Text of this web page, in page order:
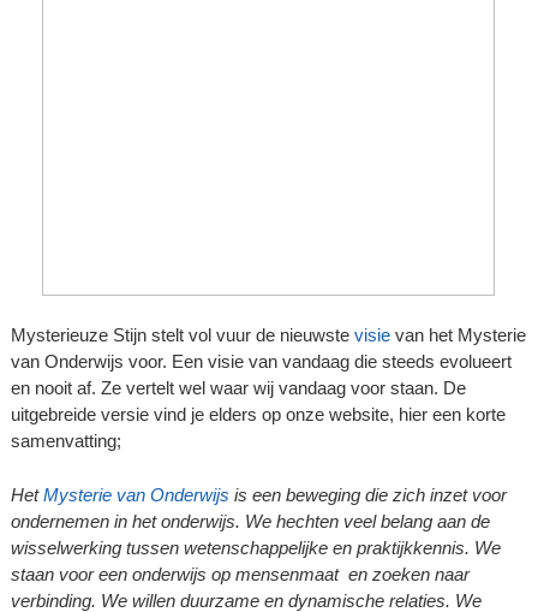
Mysterieuze Stijn stelt vol vuur de nieuwste visie van het Mysterie
van Onderwijs voor. Een visie van vandaag die steeds evolueert
en nooit af. Ze vertelt wel waar wij vandaag voor staan. De
uitgebreide versie vind je elders op onze website, hier een korte
samenvatting;
HetMysterie van Onderwijs is een beweging die zich inzet voor
ondernemen in het onderwijs. We hechten veel belang aan de
wisselwerking tussen wetenschappelijke en praktijkkennis. We
staan voor een onderwijs op mensenmaat en zoeken naar
verbinding. We willen duurzame en dynamische relaties. We